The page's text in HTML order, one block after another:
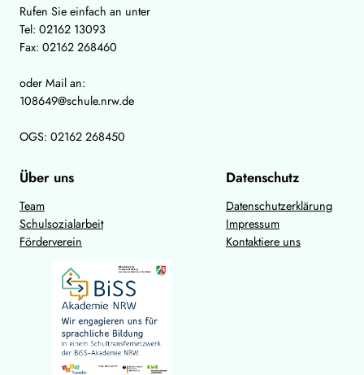
Rufen Sie einfach an unter
Tel: 02162 13093
Fax: 02162 268460
oder Mail an:
108649@schule.nrw.de
OGS: 02162 268450
Über uns
Team
Schulsozialarbeit
Förderverein
Datenschutz
Datenschutzerklärung
Impressum
Kontaktiere uns